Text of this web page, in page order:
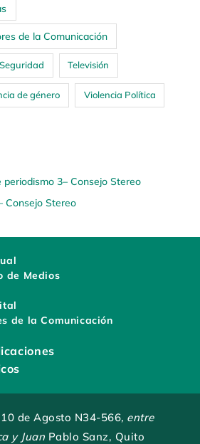
de la Comunicación
Seguridad Televisión
de género Violencia Política
3– Consejo Stereo
Consejo Stereo
de Medios
de la Comunicación
de Agosto N34-566, entre
y Juan Pablo Sanz, Quito